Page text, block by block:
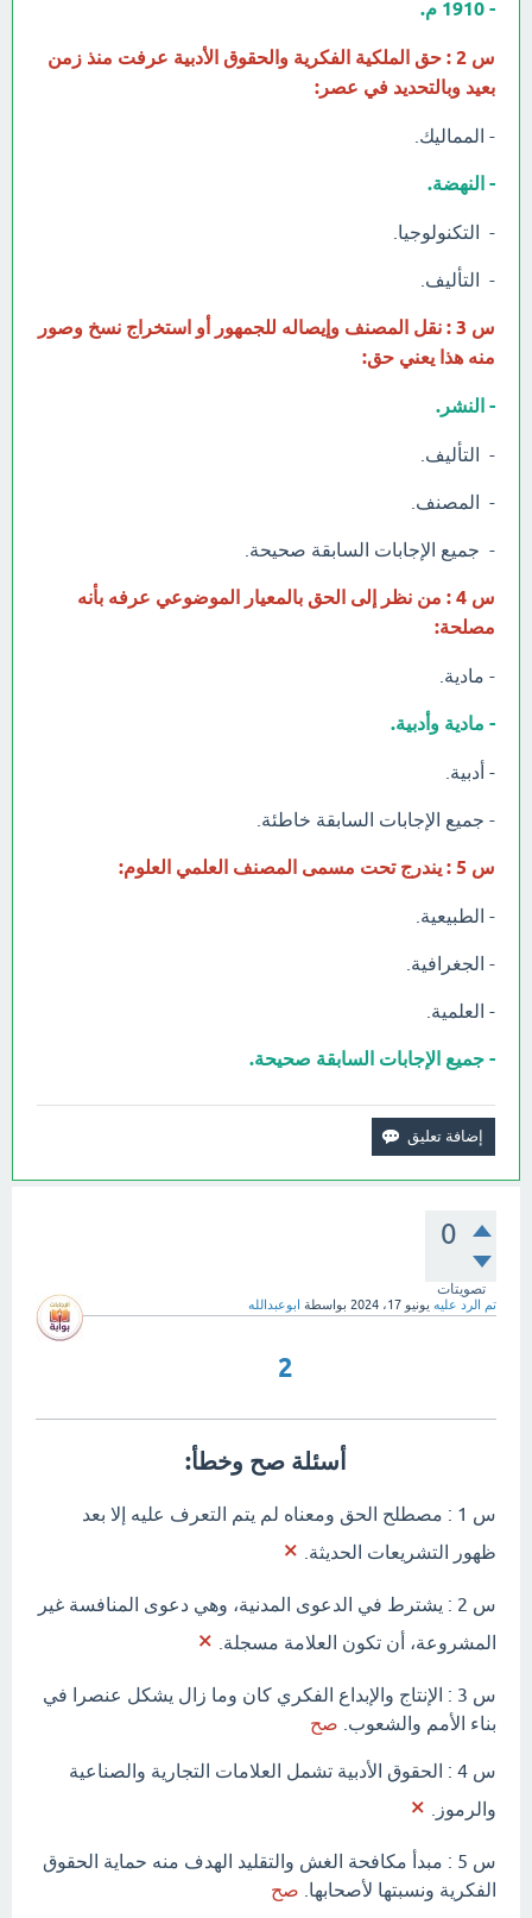
- 1910 م.
س 2 : حق الملكية الفكرية والحقوق الأدبية عرفت منذ زمن
بعيد وبالتحديد في عصر:
- المماليك.
- النهضة.
- التكنولوجيا.
- التأليف.
س 3 : نقل المصنف وإيصاله للجمهور أو استخراج نسخ وصور
منه هذا يعني حق:
- النشر.
- التأليف.
- المصنف.
- جميع الإجابات السابقة صحيحة.
س 4 : من نظر إلى الحق بالمعيار الموضوعي عرفه بأنه
مصلحة:
- مادية.
- مادية وأدبية.
- أدبية.
- جميع الإجابات السابقة خاطئة.
س 5 : يندرج تحت مسمى المصنف العلمي العلوم:
- الطبيعية.
- الجغرافية.
- العلمية.
- جميع الإجابات السابقة صحيحة.
0
تصويتات
تم الرد عليه يونيو 17، 2024 بواسطة ابوعبدالله
2
أسئلة صح وخطأ:
س 1 : مصطلح الحق ومعناه لم يتم التعرف عليه إلا بعد
ظهور التشريعات الحديثة.
×
س 2 : يشترط في الدعوى المدنية، وهي دعوى المنافسة غير
المشروعة، أن تكون العلامة مسجلة.
×
س 3 : الإنتاج والإبداع الفكري كان وما زال يشكل عنصرا في
بناء الأمم والشعوب. صح
س 4 : الحقوق الأدبية تشمل العلامات التجارية والصناعية
والرموز.
×
س 5 : مبدأ مكافحة الغش والتقليد الهدف منه حماية الحقوق
الفكرية ونسبتها لأصحابها. صح